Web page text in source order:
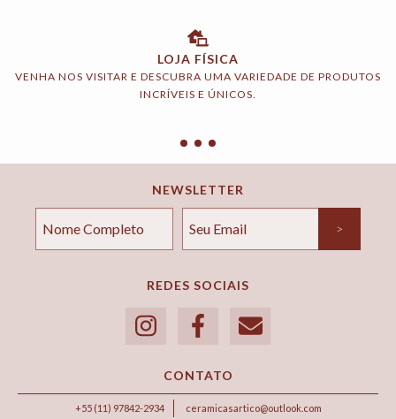
LOJA FÍSICA
VENHA NOS VISITAR E DESCUBRA UMA VARIEDADE DE PRODUTOS
INCRÍVEIS E ÚNICOS.
NEWSLETTER
REDES SOCIAIS
CONTATO
+55 (11) 97842-2934 ceramicasartico@outlook.com